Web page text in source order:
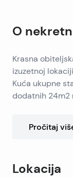
O
Krasna
izuzetnoj lokaciji
Kuća ukupne
dodatnih 24m2
Na zemljištu
brod.
Pročitaj
Lokacija